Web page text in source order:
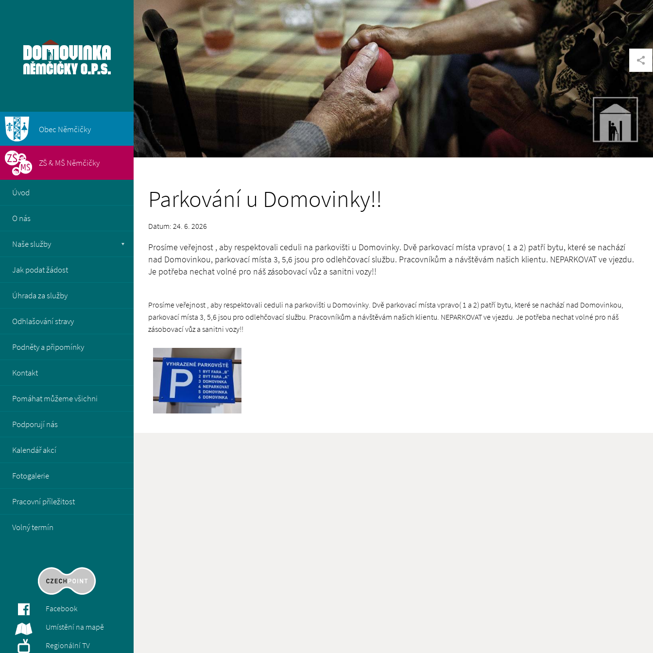
Obec Němčičky
ZŠ & MŠ Němčičky
Úvod
O nás
Naše služby
Jak podat žádost
Úhrada za služby
Odhlašování stravy
Podněty a připomínky
Kontakt
Pomáhat můžeme všichni
Podporují nás
Kalendář akcí
Fotogalerie
Pracovní příležitost
Volný termín
Facebook
Umístění na mapě
Regionální TV
Parkování u Domovinky!!
Datum: 24. 6. 2026
Prosíme veřejnost , aby respektovali ceduli na parkovišti u Domovinky. Dvě parkovací místa vpravo( 1 a 2) patří bytu, které se nachází
nad Domovinkou, parkovací místa 3, 5,6 jsou pro odlehčovací službu. Pracovníkům a návštěvám našich klientu. NEPARKOVAT ve vjezdu.
Je potřeba nechat volné pro náš zásobovací vůz a sanitni vozy!!
Prosíme veřejnost , aby respektovali ceduli na parkovišti u Domovinky. Dvě parkovací místa vpravo( 1 a 2) patří bytu, které se nachází nad Domovinkou,
parkovací místa 3, 5,6 jsou pro odlehčovací službu. Pracovníkům a návštěvám našich klientu. NEPARKOVAT ve vjezdu. Je potřeba nechat volné pro náš
zásobovací vůz a sanitni vozy!!